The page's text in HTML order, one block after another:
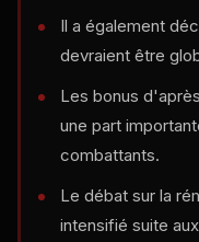
Il a également
devraient être
Les bonus
une part
combattants.
Le débat sur la
intensifié suite